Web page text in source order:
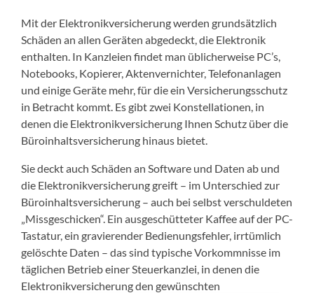
Mit der Elektronikversicherung werden grundsätzlich
Schäden an allen Geräten abgedeckt, die Elektronik
enthalten. In Kanzleien findet man üblicherweise PC’s,
Notebooks, Kopierer, Aktenvernichter, Telefonanlagen
und einige Geräte mehr, für die ein Versicherungsschutz
in Betracht kommt. Es gibt zwei Konstellationen, in
denen die Elektronikversicherung Ihnen Schutz über die
Büroinhaltsversicherung hinaus bietet.
Sie deckt auch Schäden an Software und Daten ab und
die Elektronikversicherung greift – im Unterschied zur
Büroinhaltsversicherung – auch bei selbst verschuldeten
„Missgeschicken“. Ein ausgeschütteter Kaffee auf der PC-
Tastatur, ein gravierender Bedienungsfehler, irrtümlich
gelöschte Daten – das sind typische Vorkommnisse im
täglichen Betrieb einer Steuerkanzlei, in denen die
Elektronikversicherung den gewünschten